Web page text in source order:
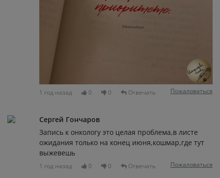
1 год назад 0 0 Отвечать Пожаловаться
Сергей Гончаров
Запись к онкологу это целая проблема,в листе
ожидания только на конец июня,кошмар,где тут
выжевешь
1 год назад 0 0 Отвечать Пожаловаться